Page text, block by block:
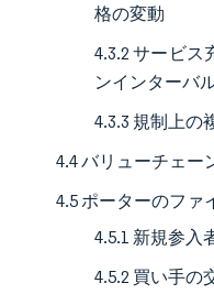
格の変動
4.3.2 サービス
ンインターバ
4.3.3 規制上の
4.4 バリューチェー
4.5 ポーターのファ
4.5.1 新規参入
4.5.2 買い手の